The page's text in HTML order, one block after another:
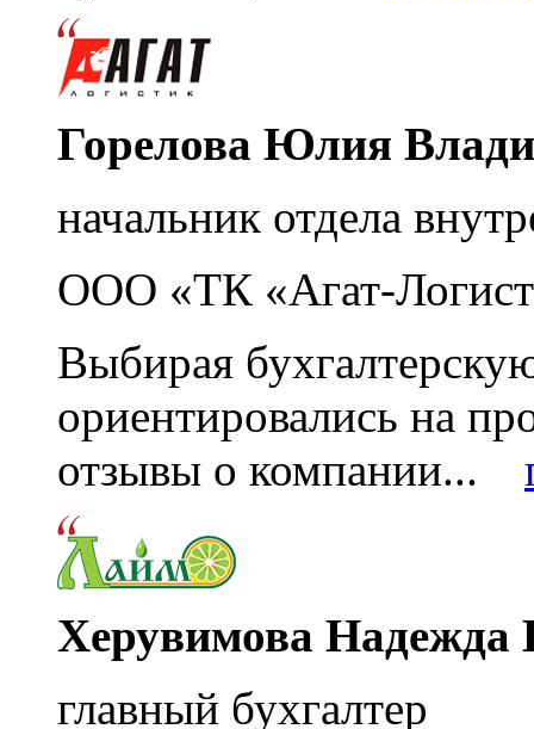
Горелова Юлия
начальник отдела
ООО «ТК «Агат-
Выбирая
ориентировались на
отзывы о компании...
Херувимова Надежда
главный бухгалтер